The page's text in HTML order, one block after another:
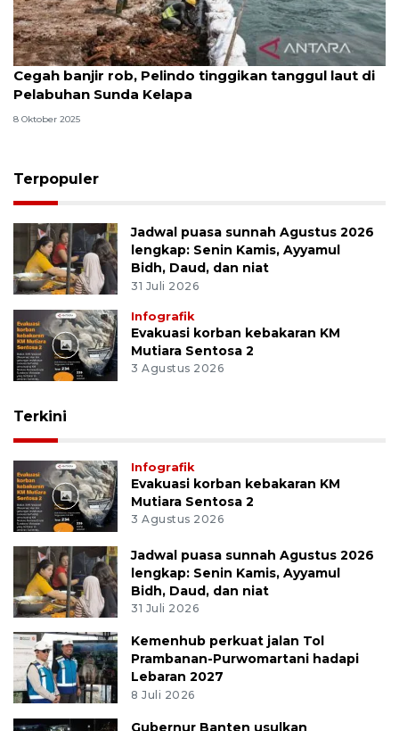
Cegah banjir rob, Pelindo tinggikan tanggul laut di
Pelabuhan Sunda Kelapa
8 Oktober 2025
Terpopuler
Jadwal puasa sunnah Agustus 2026
lengkap: Senin Kamis, Ayyamul
Bidh, Daud, dan niat
31 Juli 2026
Infografik
Evakuasi korban kebakaran KM
Mutiara Sentosa 2
3 Agustus 2026
Terkini
Infografik
Evakuasi korban kebakaran KM
Mutiara Sentosa 2
3 Agustus 2026
Jadwal puasa sunnah Agustus 2026
lengkap: Senin Kamis, Ayyamul
Bidh, Daud, dan niat
31 Juli 2026
Kemenhub perkuat jalan Tol
Prambanan-Purwomartani hadapi
Lebaran 2027
8 Juli 2026
Gubernur Banten usulkan